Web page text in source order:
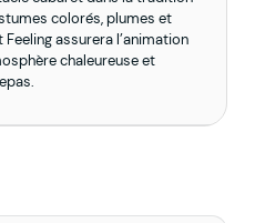
colorés, plumes et
assurera l’animation
chaleureuse et